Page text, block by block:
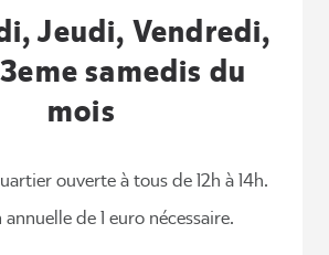
Jeudi, Vendredi,
samedis du
mois
ouverte à tous de 12h à 14h.
de 1 euro nécessaire.